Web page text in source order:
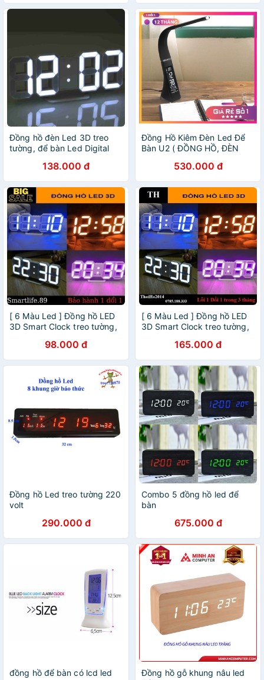
Đồng hồ đèn Led 3D treo
tường, để bàn Led Digital
138.000 đ
Đồng Hồ Kiêm Đèn Led Để
Bàn U2 ( ĐỒNG HỒ, ĐÈN
NHIỆT KẾ )530.000 đ
[ 6 Màu Led ] Đồng hồ LED
3D Smart Clock treo tường,
98.000 đ
[ 6 Màu Led ] Đồng hồ LED
3D Smart Clock treo tường,
165.000 đ
Đồng hồ Led treo tường 220
volt
290.000 đ
Combo 5 đồng hồ led để
bàn
675.000 đ
đồng hồ để bàn có lcd led
Đồng hồ gỗ khung nâu led